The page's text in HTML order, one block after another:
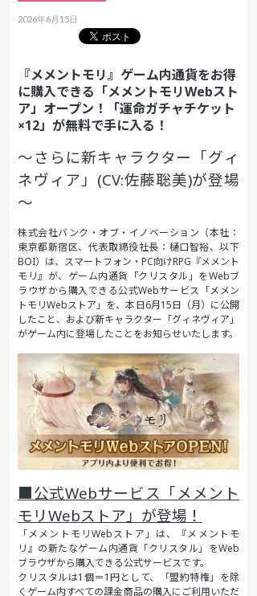
2026年6月15日
『メメントモリ』ゲーム内通貨をお得
に購入できる「メメントモリWebスト
ア」オープン！「運命ガチャチケット
×12」が無料で手に入る！
～さらに新キャラクター「グィ
ネヴィア」(CV:佐藤聡美)が登場
～
株式会社バンク・オブ・イノベーション（本社：
東京都新宿区、代表取締役社長：樋口智裕、以下
BOI）は、スマートフォン・PC向けRPG『メメント
モリ』が、ゲーム内通貨「クリスタル」をWebブ
ラウザから購入できる公式Webサービス「メメン
トモリWebストア」を、本日6月15日（月）に公開
したこと、および新キャラクター「グィネヴィア」
がゲーム内に登場したことをお知らせいたします。
■公式Webサービス「メメント
モリWebストア」が登場！
「メメントモリWebストア」は、『メメントモ
リ』の新たなゲーム内通貨「クリスタル」をWeb
ブラウザから購入できる公式サービスです。
クリスタルは1個＝1円として、「盟約特権」を除
くゲーム内すべての課金商品の購入にご利用いただ